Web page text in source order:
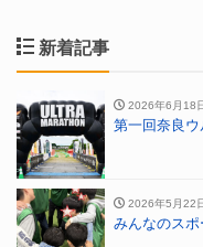
新着記事
2026年6月18
第一回奈良
2026年5月22
みんなのスポ